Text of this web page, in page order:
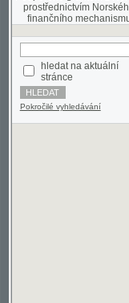
hledat na aktuální
stránce
Pokročilé vyhledávání